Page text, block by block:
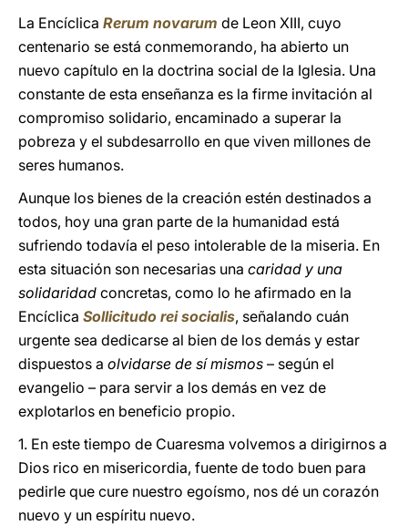
La Encíclica Rerum novarum de Leon XIII, cuyo
centenario se está conmemorando, ha abierto un
nuevo capítulo en la doctrina social de la Iglesia. Una
constante de esta enseñanza es la firme invitación al
compromiso solidario, encaminado a superar la
pobreza y el subdesarrollo en que viven millones de
seres humanos.
Aunque los bienes de la creación estén destinados a
todos, hoy una gran parte de la humanidad está
sufriendo todavía el peso intolerable de la miseria. En
esta situación son necesarias una caridad y una
solidaridad concretas, como lo he afirmado en la
Encíclica Sollicitudo rei socialis, señalando cuán
urgente sea dedicarse al bien de los demás y estar
dispuestos a olvidarse de sí mismos – según el
evangelio – para servir a los demás en vez de
explotarlos en beneficio propio.
1. En este tiempo de Cuaresma volvemos a dirigirnos a
Dios rico en misericordia, fuente de todo buen para
pedirle que cure nuestro egoísmo, nos dé un corazón
nuevo y un espíritu nuevo.